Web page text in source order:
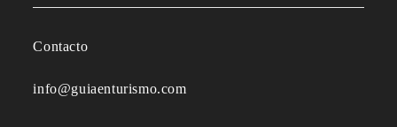
Contacto
info@guiaenturismo.com